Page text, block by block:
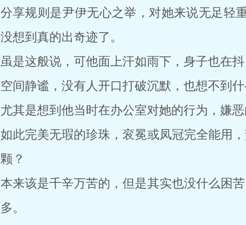
分享规则是尹伊无心之举，对她来说无足轻
没想到真的出奇迹了。
虽是这般说，可他面上汗如雨下，身子也在抖
空间静谧，没有人开口打破沉默，也想不到
尤其是想到他当时在办公室对她的行为，嫌
如此完美无瑕的珍珠，衮冕或凤冠完全能用
颗？
本来该是千辛万苦的，但是其实也没什么困
多。